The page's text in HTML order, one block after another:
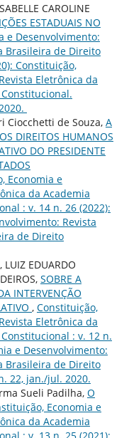
CAROLINE
ESTADUAIS NO
e Desenvolvimento:
Brasileira de Direito
Constituição,
Eletrônica da
Ciocchetti de Souza, A
DIREITOS HUMANOS
DO PRESIDENTE
Economia e
da Academia
: v. 14 n. 26 (2022):
Revista
de Direito
LUIZ EDUARDO
SOBRE A
INTERVENÇÃO
, Constituição,
Eletrônica da
: v. 12 n.
e Desenvolvimento:
Brasileira de Direito
22, jan./jul. 2020.
Sueli Padilha, O
Economia e
da Academia
: v. 13 n. 25 (2021):